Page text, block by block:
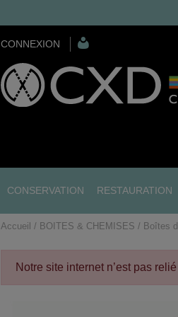
CONNEXION
CONSERVATION RESTAURATION
Accueil BOITES & CHEMISES Boîtes
Notre site internet n’est pas